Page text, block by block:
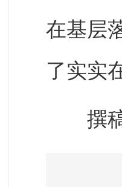
在基层
了实实
撰稿